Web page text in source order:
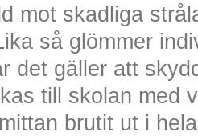
mot skadliga
så glömmer
det gäller att
till skolan med
brutit ut i